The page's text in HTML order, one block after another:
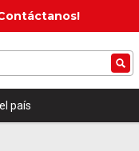
país